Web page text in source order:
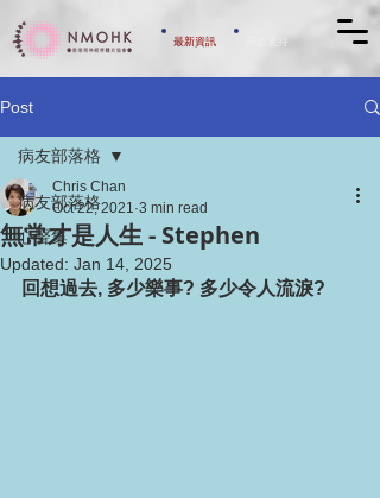
​最新資訊
Post
病友部落格
心聲集
病友部落格
無常才是人生 - Stephen
Chris Chan
Oct 22, 2021 3 min read
Updated: Jan 14, 2025
回想過去, 多少樂事? 多少令人流淚?